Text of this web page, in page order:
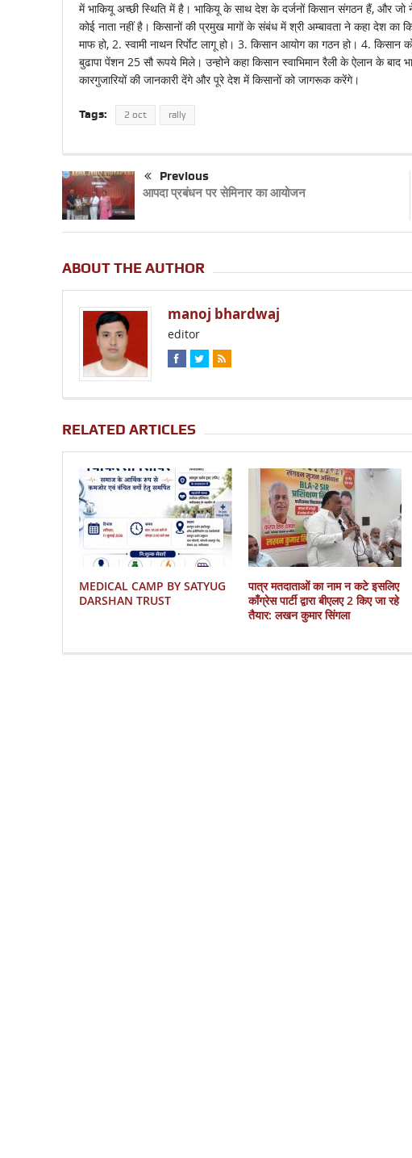
में भाकियू अच्छी स्थिति में है। भाकियू के साथ देश के दर्जनों किसान संगठन हैं, और जो
कोई नाता नहीं है। किसानों की प्रमुख मागों के संबंध में श्री अम्बावता ने कहा देश का
माफ हो, 2. स्वामी नाथन रिर्पाेट लागू हो। 3. किसान आयोग का गठन हो। 4.
बुढापा पेंशन 25 सौ रूपये मिले। उन्होने कहा किसान स्वाभिमान रैली के ऐलान के बाद
कारगुजारियों की जानकारी देंगे और पूरे देश में किसानों को जागरूक करेंगे।
Tags: 2 oct rally
Previous
आपदा प्रबंधन पर सेमिनार का आयोजन
ABOUT THE AUTHOR
manoj bhardwaj
editor
RELATED ARTICLES
MEDICAL CAMP BY SATYUG
DARSHAN TRUST
पात्र मतदाताओं का नाम न कटे इसलिए
काँग्रेस पार्टी द्वारा बीएलए 2 किए जा रहे
तैयार: लखन कुमार सिंगला